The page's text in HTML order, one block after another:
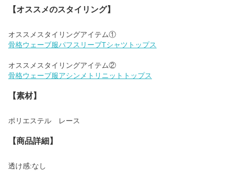
【オススメのスタイリング】
骨格ウェーブ服パフスリーブTシャツトップス
骨格ウェーブ服アシンメトリニットトップス
【素材】
ポリエステル レース
【商品詳細】
透け感:なし